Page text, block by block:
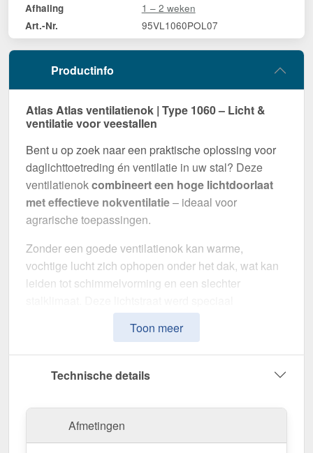
Afhaling 1 – 2 weken
Art.-Nr. 95VL1060POL07
Productinfo
Atlas Atlas ventilatienok | Type 1060 – Licht &
ventilatie voor veestallen
Bent u op zoek naar een praktische oplossing voor
daglichttoetreding én ventilatie in uw stal? Deze
ventilatienok combineert een hoge lichtdoorlaat
met effectieve nokventilatie– ideaal voor
agrarische toepassingen.
Zonder een goede ventilatienok kan warme,
vochtige lucht zich ophopen onder het dak, wat kan
leiden tot schimmelvorming en een slechter
natuurlijk licht en luchtcirculatie te
, met duurzame materialen en een
eenvoudige montage.
De lichtstraat bestaat uit aluminium veestalbeugels,
mm dik
ontstaat een aangenaam binnenklimaat met veel
Toon meer
Technische details
Afmetingen